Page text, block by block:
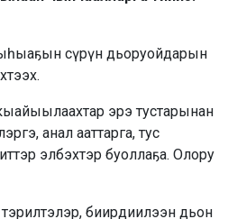
ыһыаҕын сүрүн дьоруойдарын
эрэ тустарынан
анал ааттарга, тус
элбэхтэр буоллаҕа. Олору
тэрилтэлэр, биирдиилээн дьон